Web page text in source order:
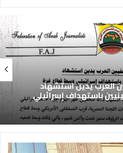
العرب يدين استشهاد
باستهداف إسرائيلي